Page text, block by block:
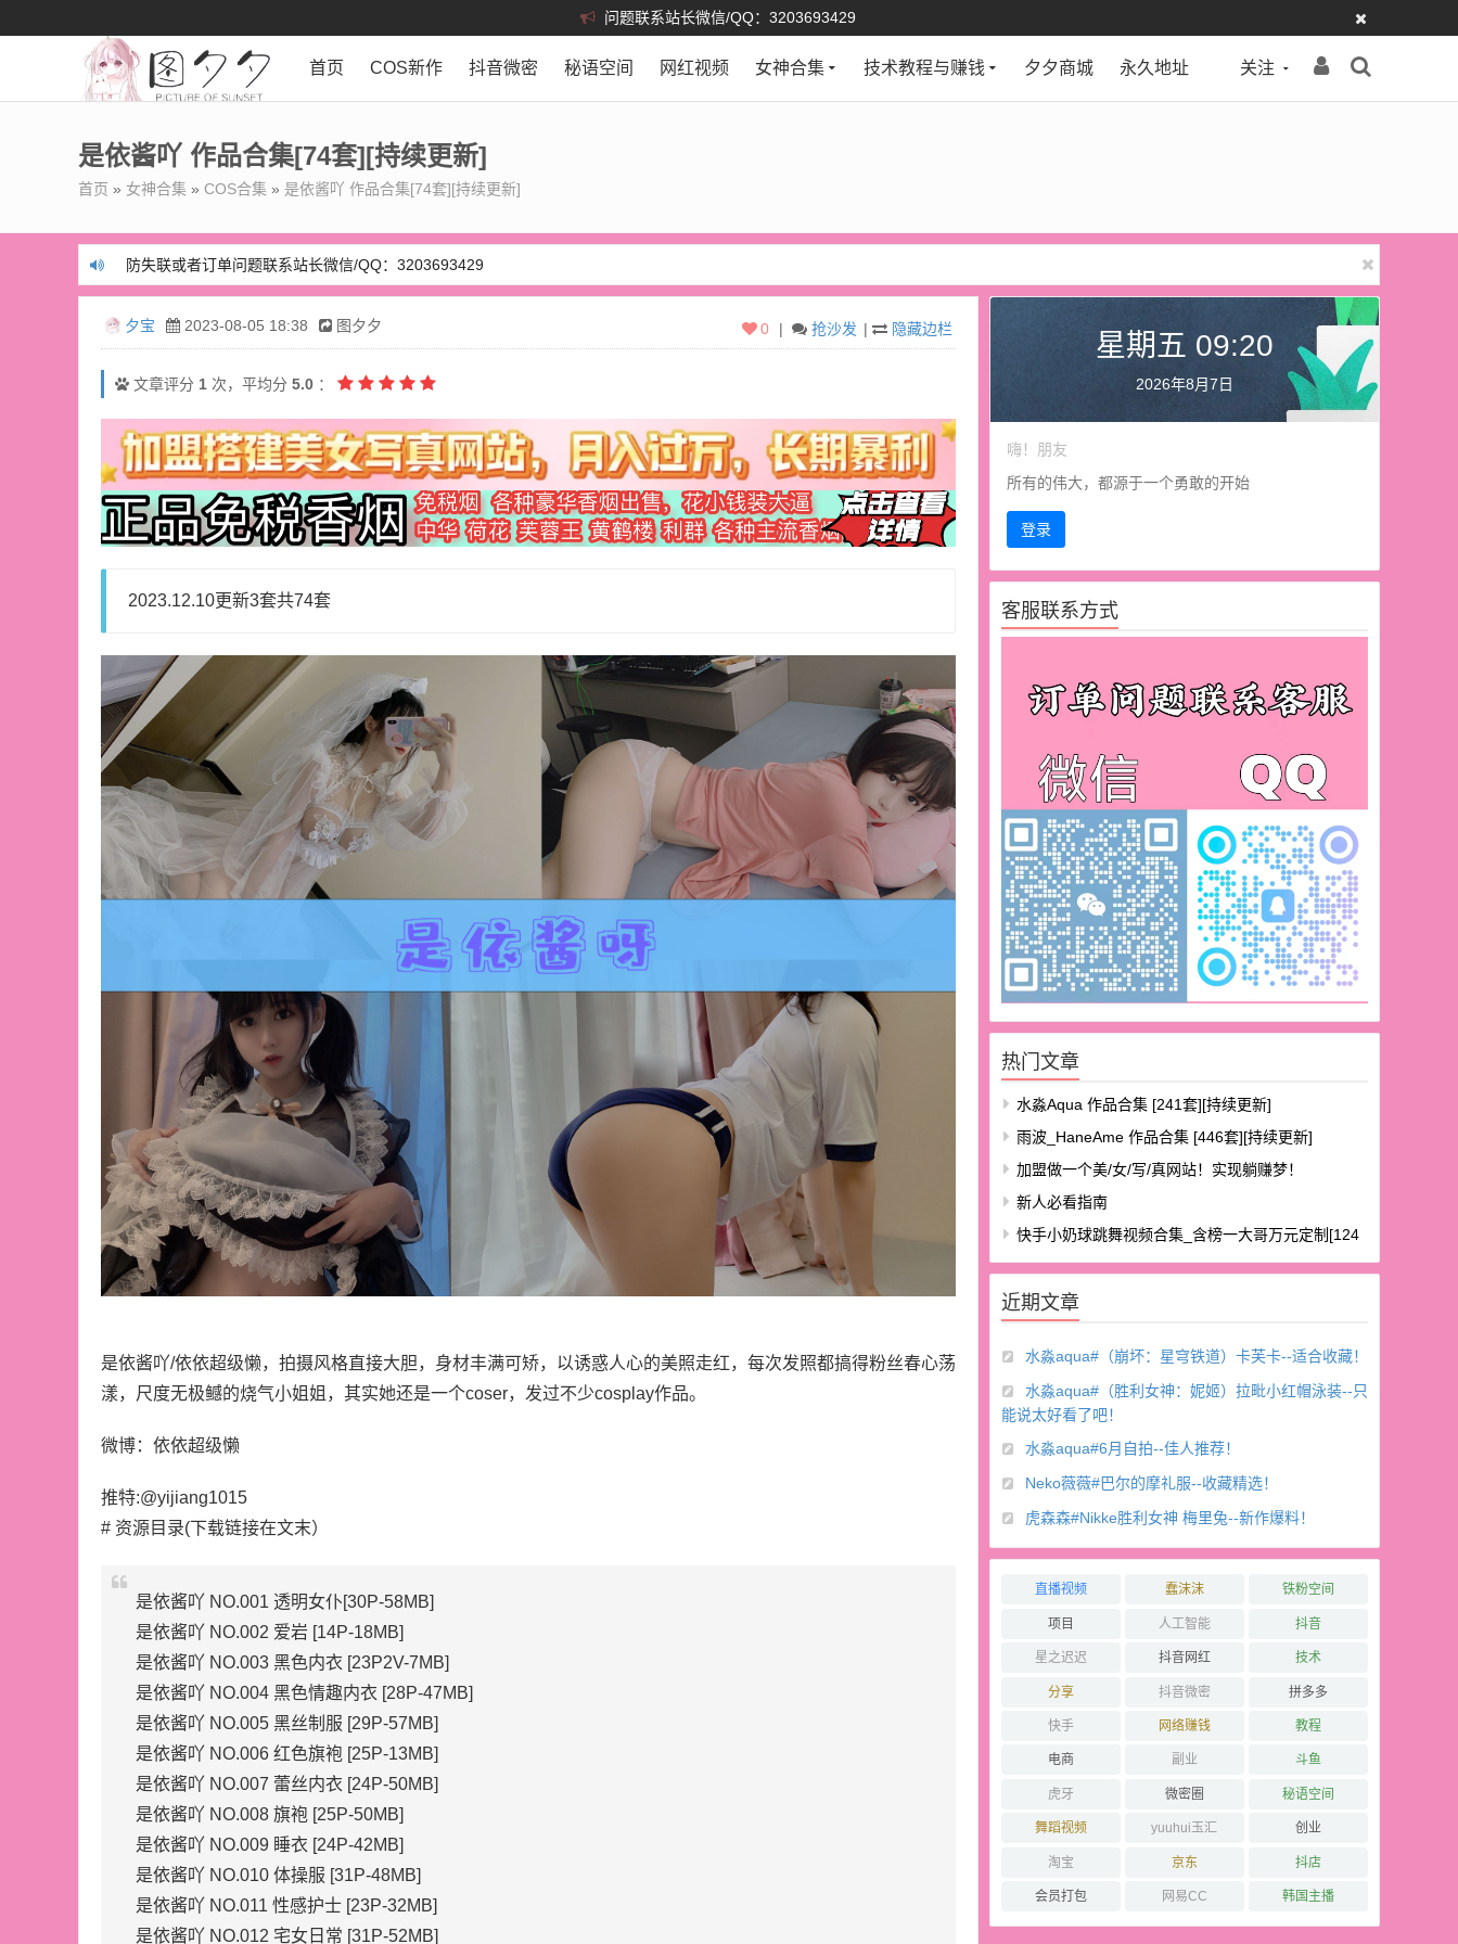
问题联系站长微信/QQ：3203693429
关注
首页 COS新作 抖音微密 秘语空间 网红视频 女神合集 技术教程与赚钱 夕夕商城 永久地址
是依酱吖 作品合集[74套][持续更新]
首页 » 女神合集 » COS合集 » 是依酱吖 作品合集[74套][持续更新]
防失联或者订单问题联系站长微信/QQ：3203693429
防失联或者订单问题联系站长微信/QQ：3203693429
夕宝 2023-08-05 18:38 图夕夕 | 隐藏边栏
| 抢沙发
0
文章评分 1 次，平均分 5.0 ：
2023.12.10更新3套共74套
是依酱吖/依依超级懒，拍摄风格直接大胆，身材丰满可矫，以诱惑人心的美照走红，每次发照都搞得粉丝春心荡
漾，尺度无极鳡的烧气小姐姐，其实她还是一个coser，发过不少cosplay作品。
微博：依依超级懒
推特:@yijiang1015
# 资源目录(下载链接在文末）
是依酱吖 NO.001 透明女仆[30P-58MB]
是依酱吖 NO.002 爱岩 [14P-18MB]
是依酱吖 NO.003 黑色内衣 [23P2V-7MB]
是依酱吖 NO.004 黑色情趣内衣 [28P-47MB]
是依酱吖 NO.005 黑丝制服 [29P-57MB]
是依酱吖 NO.006 红色旗袍 [25P-13MB]
是依酱吖 NO.007 蕾丝内衣 [24P-50MB]
是依酱吖 NO.008 旗袍 [25P-50MB]
是依酱吖 NO.009 睡衣 [24P-42MB]
是依酱吖 NO.010 体操服 [31P-48MB]
是依酱吖 NO.011 性感护士 [23P-32MB]
是依酱吖 NO.012 宅女日常 [31P-52MB]
星期五 09:20
2026年8月7日
嗨！朋友
所有的伟大，都源于一个勇敢的开始
登录
客服联系方式
热门文章
水淼aqua 作品合集 [241套][持续更新]
雨波_HaneAme 作品合集 [446套][持续更新]
加盟做一个美/女/写/真网站！实现躺赚梦！
新人必看指南
快手小奶球跳舞视频合集_含榜一大哥万元定制[124
V/8.48G]
近期文章
水淼aqua#（崩坏：星穹铁道）卡芙卡--适合收藏！
水淼aqua#（胜利女神：妮姬）拉毗小红帽泳装--只
能说太好看了吧！
水淼aqua#6月自拍--佳人推荐！
Neko薇薇#巴尔的摩礼服--收藏精选！
虎森森#Nikke胜利女神 梅里兔--新作爆料！
直播视频 蠢沫沫 铁粉空间
项目 人工智能 抖音
星之迟迟 抖音网红 技术
分享 抖音微密 拼多多
快手 网络赚钱 教程
电商 副业 斗鱼
虎牙 微密圈 秘语空间
舞蹈视频 yuuhui玉汇 创业
淘宝 京东 抖店
会员打包 网易CC 韩国主播